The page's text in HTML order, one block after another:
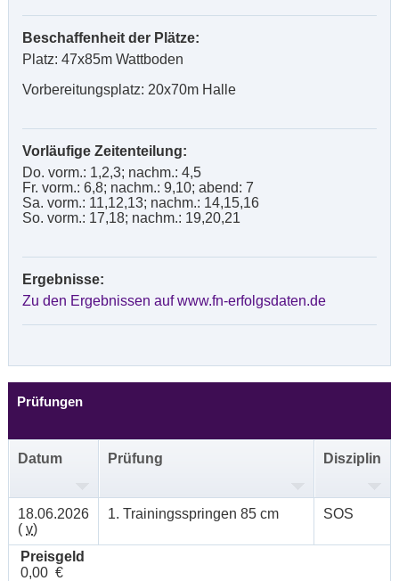
Beschaffenheit der Plätze:
Platz: 47x85m Wattboden
Vorbereitungsplatz: 20x70m Halle
Vorläufige Zeitenteilung:
Do. vorm.: 1,2,3; nachm.: 4,5
Fr. vorm.: 6,8; nachm.: 9,10; abend: 7
Sa. vorm.: 11,12,13; nachm.: 14,15,16
So. vorm.: 17,18; nachm.: 19,20,21
Ergebnisse:
Zu den Ergebnissen auf www.fn-erfolgsdaten.de
Prüfungen
Datum Prüfung Disziplin
18.06.2026
( v)
1. Trainingsspringen 85 cm SOS
Preisgeld
0,00 €